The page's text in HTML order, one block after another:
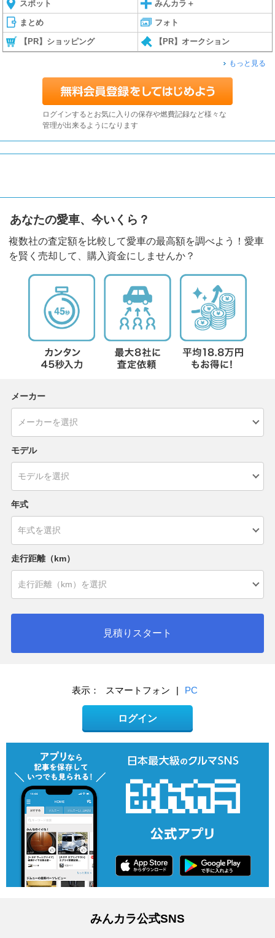
スポット みんカラ＋
まとめ フォト
【PR】ショッピング 【PR】オークション
もっと見る
ログインするとお気に入りの保存や燃費記録など様々な
管理が出来るようになります
あなたの愛車、今いくら？
複数社の査定額を比較して愛車の最高額を調べよう！愛車
を賢く売却して、購入資金にしませんか？
メーカー
モデル
年式
走行距離（km）
見積りスタート
表示： スマートフォン | PC
ログイン
みんカラ公式SNS